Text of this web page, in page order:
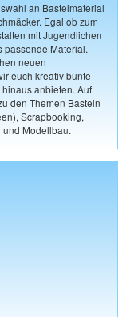
an Bastelmaterial
Egal ob zum
mit Jugendlichen
passende Material.
neuen
euch kreativ bunte
anbieten. Auf
den Themen Basteln
Scrapbooking,
Modellbau.